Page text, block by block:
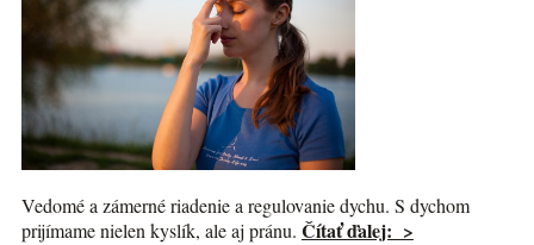
Vedomé a zámerné riadenie a regulovanie dychu. S dychom
prijímame nielen kyslík, ale aj pránu. Čítať ďalej: >